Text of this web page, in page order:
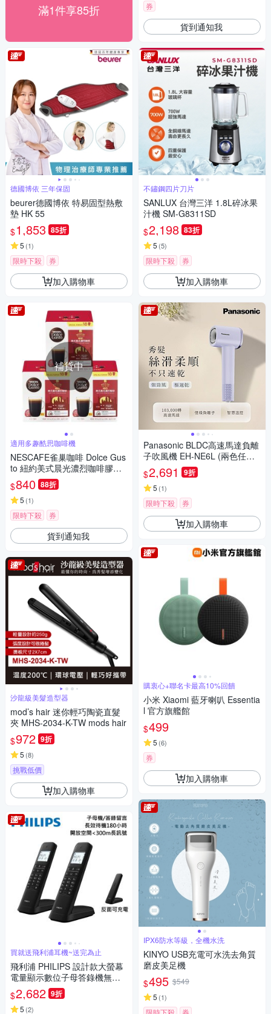
滿1件享85折
德國博依 三年保固
beurer德國博依 特易固型熱敷
墊 HK 55
$1,853 85折
5 (1)
限時下殺 券
加入購物車
補貨中
適用多趣酷思咖啡機
NESCAFE雀巢咖啡 Dolce Gus
to 紐約美式晨光濃烈咖啡膠囊1
8顆X3盒
$840 88折
5 (1)
限時下殺 券
貨到通知我
沙龍級美髮造型器
mod’s hair 迷你輕巧陶瓷直髮
夾 MHS-2034-K-TW mods hair
$972 9折
5 (8)
挑戰低價
加入購物車
買就送飛利浦耳機~送完為止
飛利浦 PHILIPS 設計款大螢幕
電量顯示數位子母答錄機無線
電話-M4752B
$2,682 9折
5 (2)
券
貨到通知我
不鏽鋼四片刀片
SANLUX 台灣三洋 1.8L碎冰果
汁機 SM-G8311SD
$2,198 83折
5 (5)
限時下殺 券
加入購物車
Panasonic BLDC高速馬達負離
子吹風機 EH-NE6L (兩色任選)
快速到貨
$2,691 9折
5 (1)
限時下殺 券
加入購物車
購衷心+聯名卡最高10%回饋
小米 Xiaomi 藍牙喇叭 Essentia
l 官方旗艦館
$499
5 (6)
券
加入購物車
IPX6防水等級，全機水洗
KINYO USB充電可水洗去角質
磨皮美足機
$495 $549
5 (1)